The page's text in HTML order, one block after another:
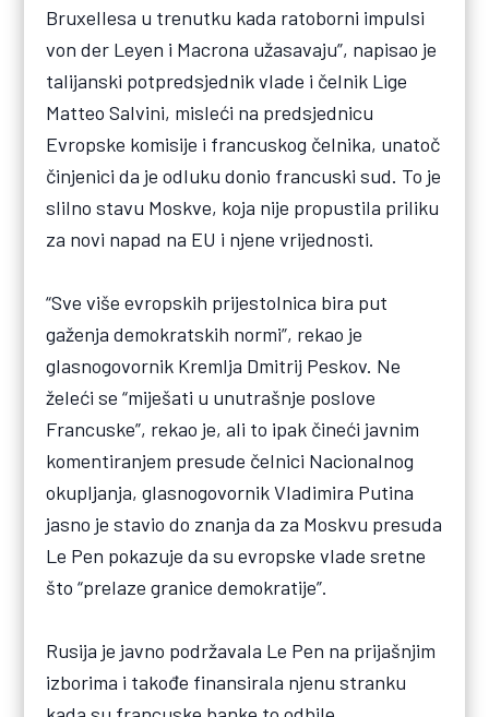
Bruxellesa u trenutku kada ratoborni impulsi
von der Leyen i Macrona užasavaju”, napisao je
talijanski potpredsjednik vlade i čelnik Lige
Matteo Salvini, misleći na predsjednicu
Evropske komisije i francuskog čelnika, unatoč
činjenici da je odluku donio francuski sud. To je
slilno stavu Moskve, koja nije propustila priliku
za novi napad na EU i njene vrijednosti.
“Sve više evropskih prijestolnica bira put
gaženja demokratskih normi”, rekao je
glasnogovornik Kremlja Dmitrij Peskov. Ne
želeći se “miješati u unutrašnje poslove
Francuske”, rekao je, ali to ipak čineći javnim
komentiranjem presude čelnici Nacionalnog
okupljanja, glasnogovornik Vladimira Putina
jasno je stavio do znanja da za Moskvu presuda
Le Pen pokazuje da su evropske vlade sretne
što “prelaze granice demokratije”.
Rusija je javno podržavala Le Pen na prijašnjim
izborima i takođe finansirala njenu stranku